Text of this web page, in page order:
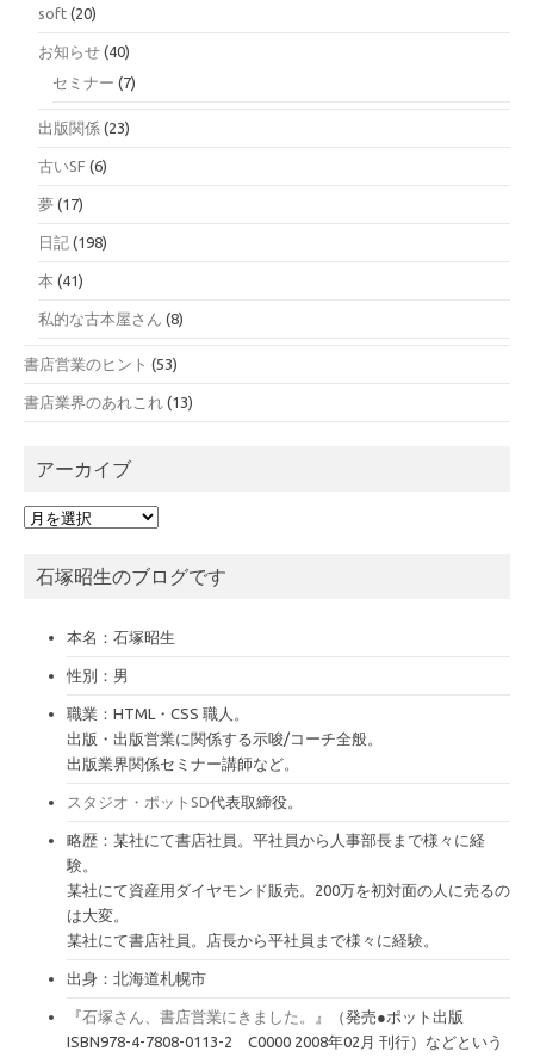
soft (20)
お知らせ (40)
セミナー (7)
出版関係 (23)
古いSF (6)
夢 (17)
日記 (198)
本 (41)
私的な古本屋さん (8)
書店営業のヒント (53)
書店業界のあれこれ (13)
アーカイブ
ア
イ石塚昭生のブログです
本名：石塚昭生
性別：男
職業：HTML・CSS 職人。
出版・出版営業に関係する示唆/コーチ全般。
出版業界関係セミナー講師など。
スタジオ・ポットSD代表取締役。
略歴：某社にて書店社員。平社員から人事部長まで様々に経
験。
某社にて資産用ダイヤモンド販売。200万を初対面の人に売るの
は大変。
某社にて書店社員。店長から平社員まで様々に経験。
出身：北海道札幌市
『石塚さん、書店営業にきました。
』（発売●ポット出版
ISBN978-4-7808-0113-2 C0000 2008年02月 刊行）などという